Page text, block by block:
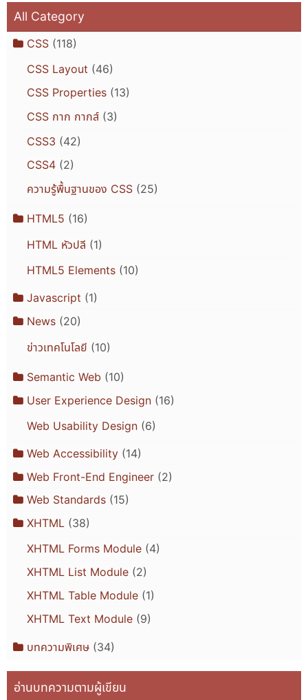
All Category
CSS(118)
CSS Layout (46)
CSS Properties(13)
CSS กาก กากส์(3)
CSS3 (42)
CSS4(2)
ความรู้พื้นฐานของ CSS(25)
HTML5 (16)
HTML หัวปลี (1)
HTML5 Elements(10)
Javascript (1)
News(20)
ข่าวเทคโนโลยี (10)
Semantic Web (10)
User Experience Design(16)
Web Usability Design(6)
Web Accessibility(14)
Web Front-End Engineer(2)
Web Standards(15)
XHTML(38)
XHTML Forms Module(4)
XHTML List Module(2)
XHTML Table Module(1)
XHTML Text Module(9)
บทความพิเศษ(34)
อ่านบทความตามผู้เขียน